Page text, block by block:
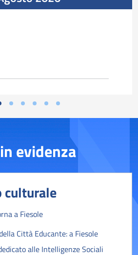
evidenza
culturale
a Fiesole
Città Educante: a Fiesole
alle Intelligenze Sociali